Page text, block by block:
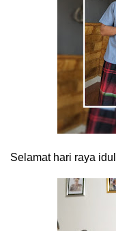
Selamat hari raya